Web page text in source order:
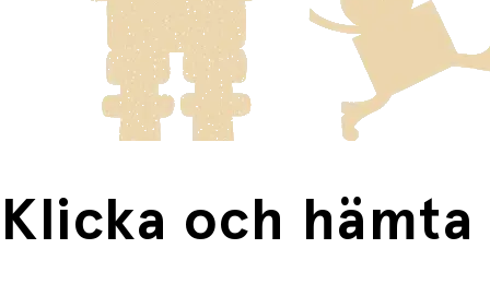
innebär en högre fraktkostnad.
Produkter som omfattas av detta är tydligt märkta, och
frakten för dessa varor visas i kassan.
Fri frakt när du handlar för mer än 1500:-
Klicka och hämta